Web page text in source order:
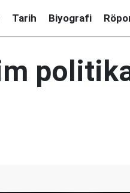
Tarih Biyografi